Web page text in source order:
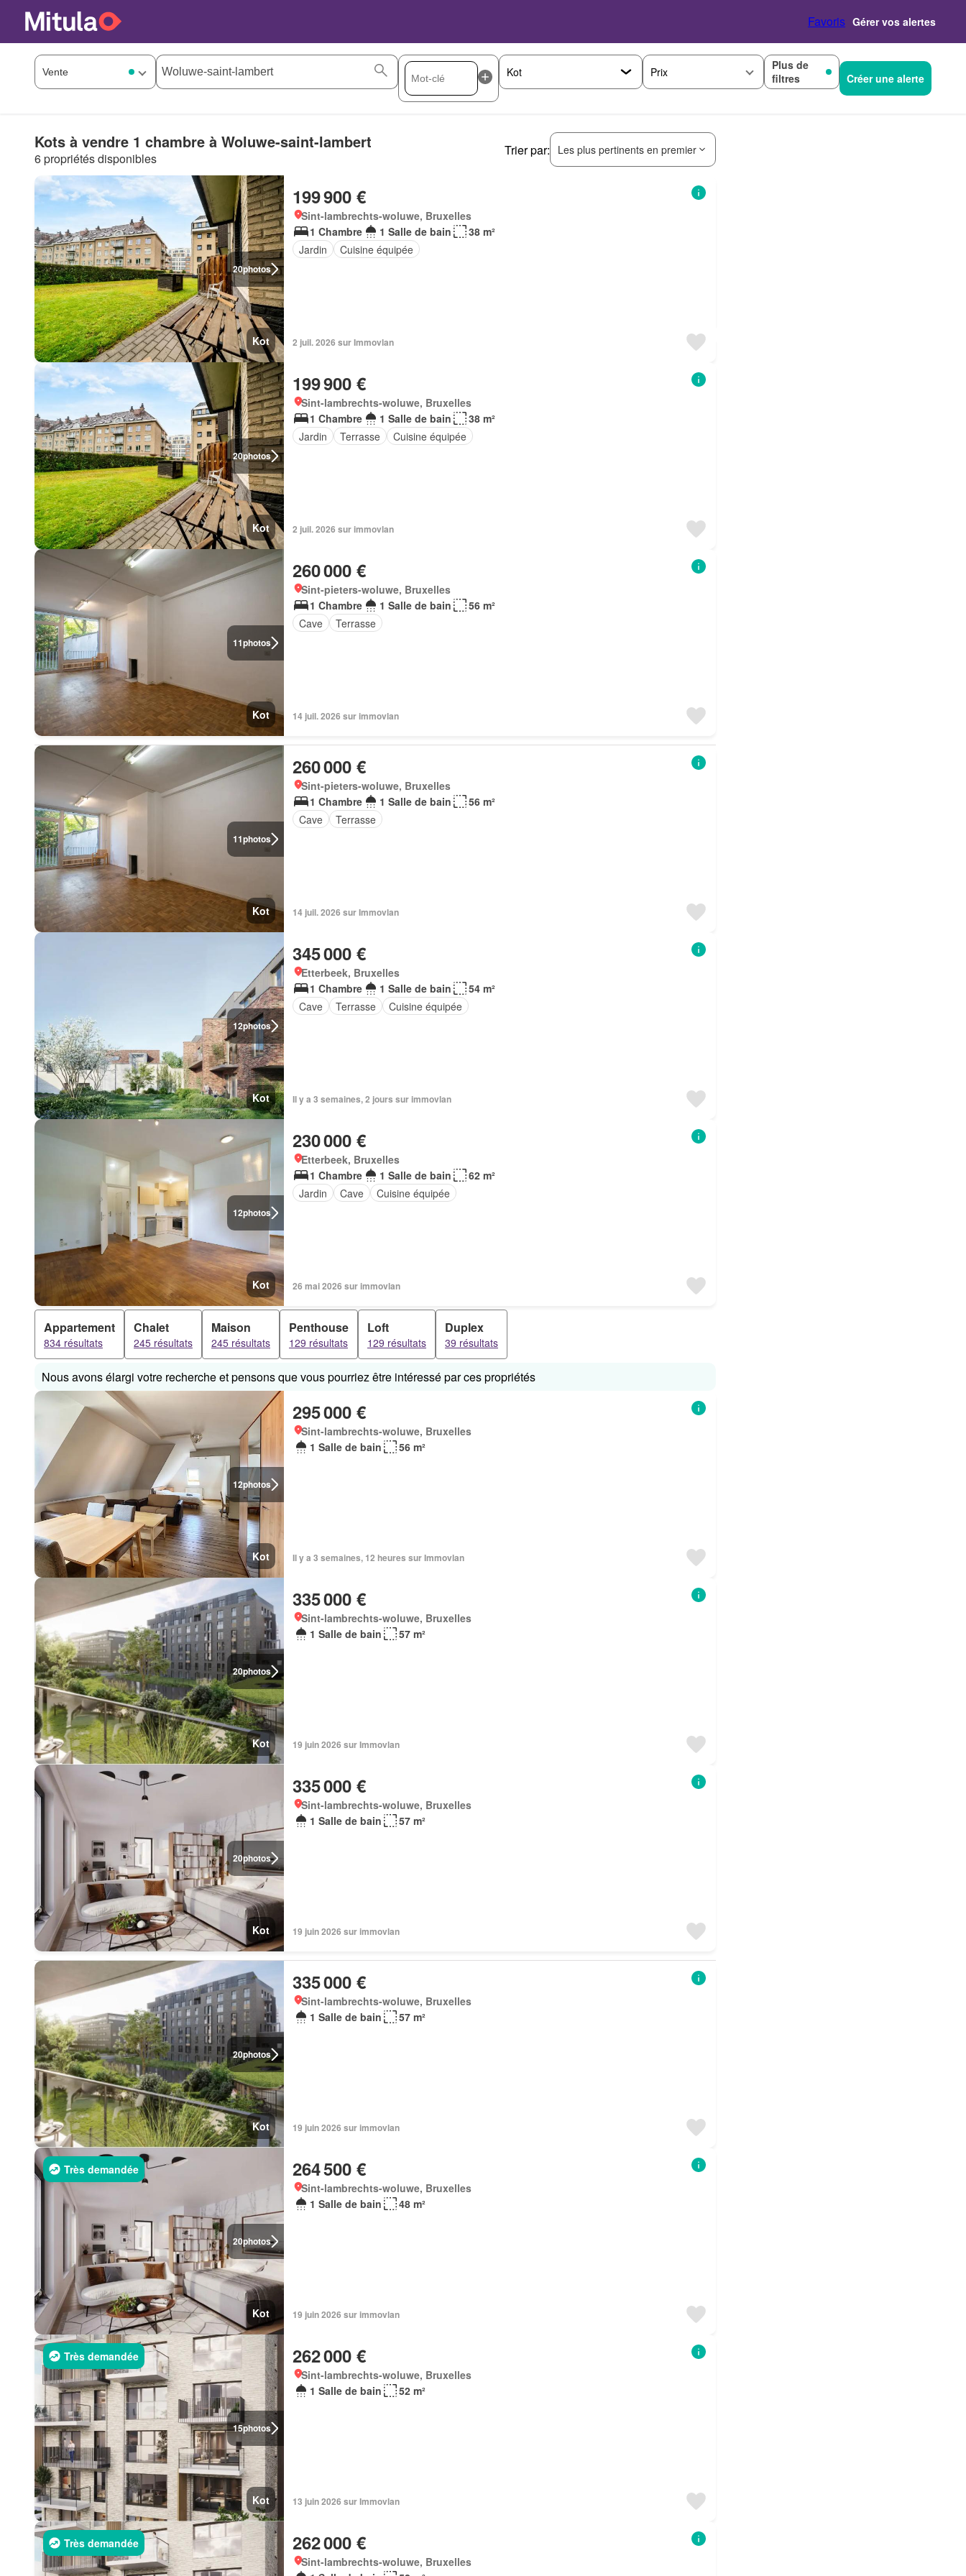
Favoris Gérer vos alertes
Prix
Plus de
filtres
Créer une alerte
Kots à vendre 1 chambre à Woluwe-saint-lambert
6 propriétés disponibles
Trier par: Les plus pertinents en premier
20photos
Kot
199 900 €
Sint-lambrechts-woluwe, Bruxelles
1 Chambre
1 Salle de bain
38 m²
Jardin
Cuisine équipée
2 juil. 2026 sur Immovlan
20photos
Kot
199 900 €
Sint-lambrechts-woluwe, Bruxelles
1 Chambre
1 Salle de bain
38 m²
Jardin
Terrasse Cuisine équipée
2 juil. 2026 sur immovlan
11photos
Kot
260 000 €
Sint-pieters-woluwe, Bruxelles
1 Chambre
1 Salle de bain
56 m²
Cave
Terrasse
14 juil. 2026 sur immovlan
11photos
Kot
260 000 €
Sint-pieters-woluwe, Bruxelles
1 Chambre
1 Salle de bain
56 m²
Cave
Terrasse
14 juil. 2026 sur Immovlan
12photos
Kot
345 000 €
Etterbeek, Bruxelles
1 Chambre
1 Salle de bain
54 m²
Cave
Terrasse Cuisine équipée
Il y a 3 semaines, 2 jours sur immovlan
12photos
Kot
230 000 €
Etterbeek, Bruxelles
1 Chambre
1 Salle de bain
62 m²
Jardin
Cave Cuisine équipée
26 mai 2026 sur immovlan
Appartement
834 résultats
Chalet
245 résultats
Maison
245 résultats
Penthouse
129 résultats
Loft
129 résultats
Duplex
39 résultats
Nous avons élargi votre recherche et pensons que vous pourriez être intéressé par ces propriétés
12photos
Kot
295 000 €
Sint-lambrechts-woluwe, Bruxelles
1 Salle de bain
56 m²
Il y a 3 semaines, 12 heures sur Immovlan
20photos
Kot
335 000 €
Sint-lambrechts-woluwe, Bruxelles
1 Salle de bain
57 m²
19 juin 2026 sur Immovlan
20photos
Kot
335 000 €
Sint-lambrechts-woluwe, Bruxelles
1 Salle de bain
57 m²
19 juin 2026 sur immovlan
20photos
Kot
335 000 €
Sint-lambrechts-woluwe, Bruxelles
1 Salle de bain
57 m²
19 juin 2026 sur immovlan
20photos
Très demandée
Kot
264 500 €
Sint-lambrechts-woluwe, Bruxelles
1 Salle de bain
48 m²
19 juin 2026 sur immovlan
15photos
Très demandée
Kot
262 000 €
Sint-lambrechts-woluwe, Bruxelles
1 Salle de bain
52 m²
13 juin 2026 sur Immovlan
Très demandée 262 000 €
Sint-lambrechts-woluwe, Bruxelles